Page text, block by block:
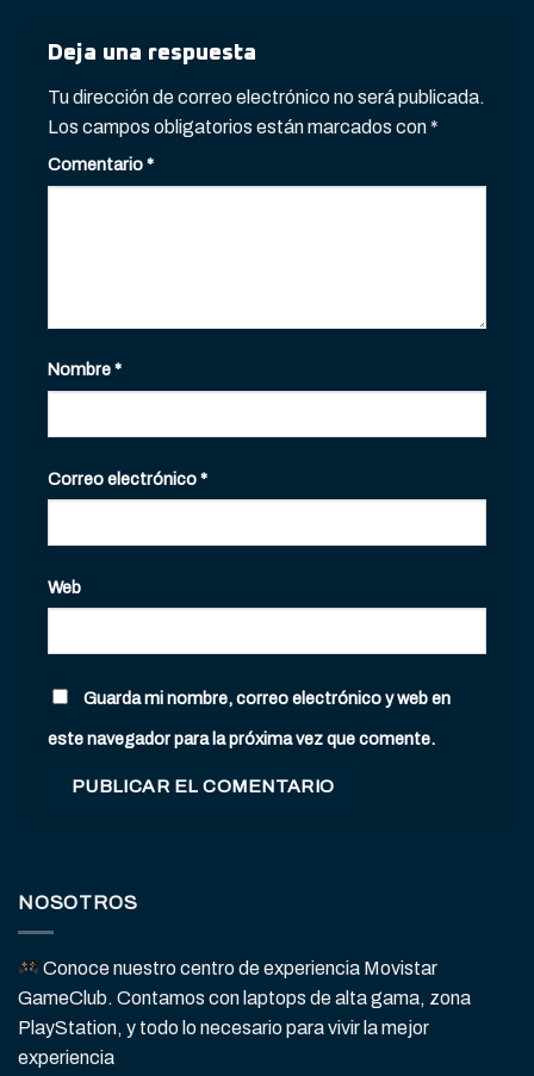
Deja una respuesta
Tu dirección de correo electrónico no será publicada.
Los campos obligatorios están marcados con*
Comentario*
Nombre*
Correo electrónico*
Web
Guarda mi nombre, correo electrónico y web en
este navegador para la próxima vez que comente.
NOSOTROS
Conoce nuestro centro de experiencia Movistar
GameClub. Contamos con laptops de alta gama, zona
PlayStation, y todo lo necesario para vivir la mejor
experiencia